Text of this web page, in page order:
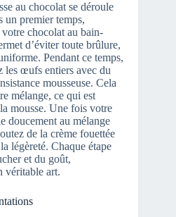
au chocolat se déroule
un premier temps,
chocolat au bain-
d’éviter toute brûlure,
Pendant ce temps,
les œufs entiers avec du
mousseuse. Cela
mélange, ce qui est
mousse. Une fois votre
doucement au mélange
de la crème fouettée
légèreté. Chaque étape
et du goût,
véritable art.